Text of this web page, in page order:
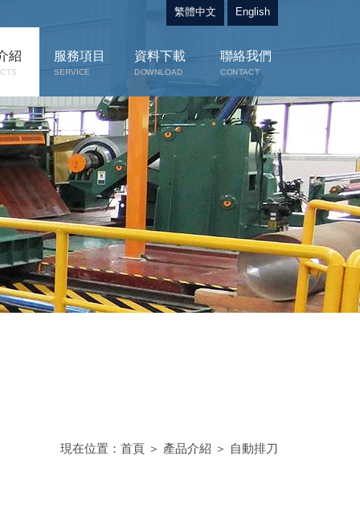
繁體中文 English
紹 服務項目
SERVICE
資料下載
DOWNLOAD
聯絡我們
CONTACT
現在位置： 首頁 ＞ 產品介紹 ＞ 自動排刀